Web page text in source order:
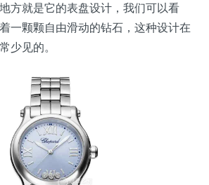
方就是它的表盘设计，我们可以看
一颗颗自由滑动的钻石，这种设计在
少见的。